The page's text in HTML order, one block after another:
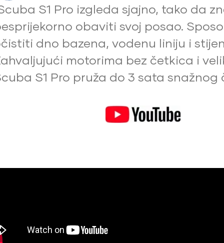
S1 Pro izgleda sjajno, tako da
obaviti svoj posao.
dno bazena, vodenu liniju i
motorima bez četkica i
S1 Pro pruža do 3 sata snažnog